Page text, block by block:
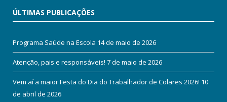
ÚLTIMAS PUBLICAÇÕES
Programa Saúde na Escola 14 de maio de 2026
Atenção, pais e responsáveis! 7 de maio de 2026
Vem aí a maior Festa do Dia do Trabalhador de Colares 2026! 10
de abril de 2026